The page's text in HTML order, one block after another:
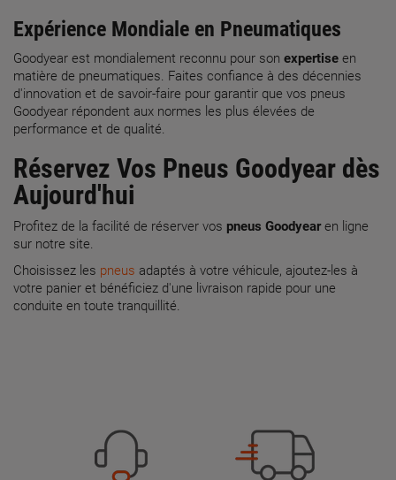
Expérience Mondiale en Pneumatiques
Goodyear est mondialement reconnu pour son expertise en
matière de pneumatiques. Faites confiance à des décennies
d'innovation et de savoir-faire pour garantir que vos pneus
Goodyear répondent aux normes les plus élevées de
performance et de qualité.
Réservez Vos Pneus Goodyear dès
Aujourd'hui
Profitez de la facilité de réserver vos pneus Goodyearen ligne
sur notre site.
Choisissez les pneus adaptés à votre véhicule, ajoutez-les à
votre panier et bénéficiez d'une livraison rapide pour une
conduite en toute tranquillité.